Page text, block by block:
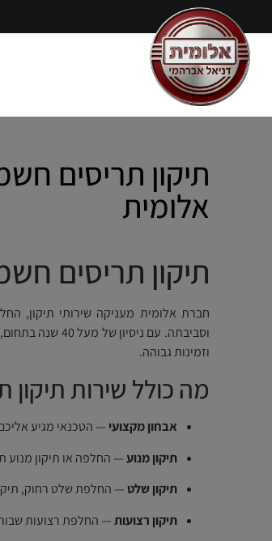
תיקון תריסים
אלומית
תיקון תריסים
חברת אלומית מעניקה שירותי תיקון,
וסביבתה. עם
וזמינות גבוהה.
מה כולל שירות
אבחון מקצועי — הטכנאי מגיע
תיקון מנוע— החלפה או תיקון מנוע
תיקון שלט— החלפת שלט רחוק,
תיקון רצועות— החלפת רצועות